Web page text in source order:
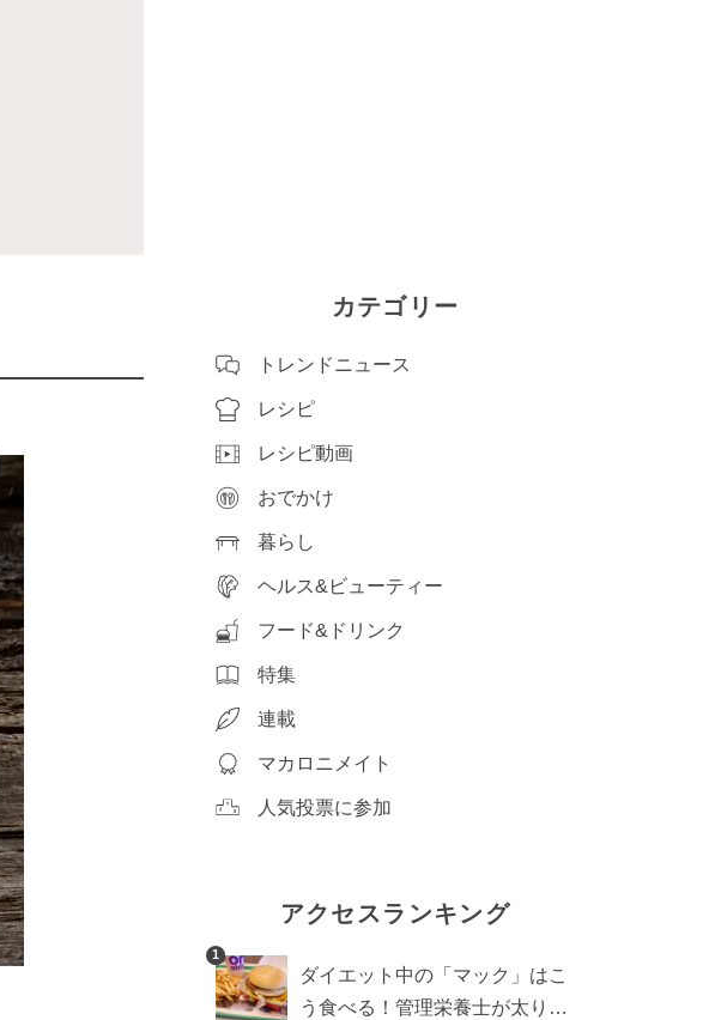
カテゴリー
トレンドニュース
レシピ
レシピ動画
おでかけ
暮らし
ヘルス&ビューティー
フード&ドリンク
特集
連載
マカロニメイト
人気投票に参加
アクセスランキング
1
ダイエット中の「マック」はこ
う食べる！管理栄養士が太りに